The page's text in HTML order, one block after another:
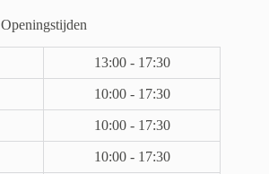
Openingstijden
13:00 - 17:30
10:00 - 17:30
10:00 - 17:30
10:00 - 17:30